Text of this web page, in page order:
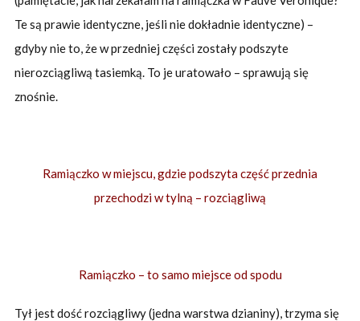
Te są prawie identyczne, jeśli nie dokładnie identyczne) –
gdyby nie to, że w przedniej części zostały podszyte
nierozciągliwą tasiemką. To je uratowało – sprawują się
znośnie.
Ramiączko w miejscu, gdzie podszyta część przednia
przechodzi w tylną – rozciągliwą
Ramiączko – to samo miejsce od spodu
Tył jest dość rozciągliwy (jedna warstwa dzianiny), trzyma się